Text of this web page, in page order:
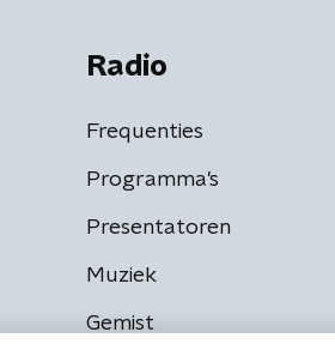
Radio
Frequenties
Programma's
Presentatoren
Muziek
Gemist